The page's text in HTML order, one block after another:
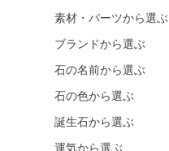
素材・パーツから選ぶ
ブランドから選ぶ
石の名前から選ぶ
石の色から選ぶ
誕生石から選ぶ
運気から選ぶ